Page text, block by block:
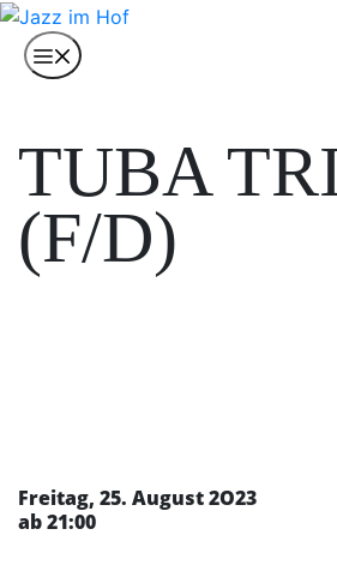
Skip
content
Menu
TUBA
(F/D)
Freitag, 25. August 2O23
ab 21:00